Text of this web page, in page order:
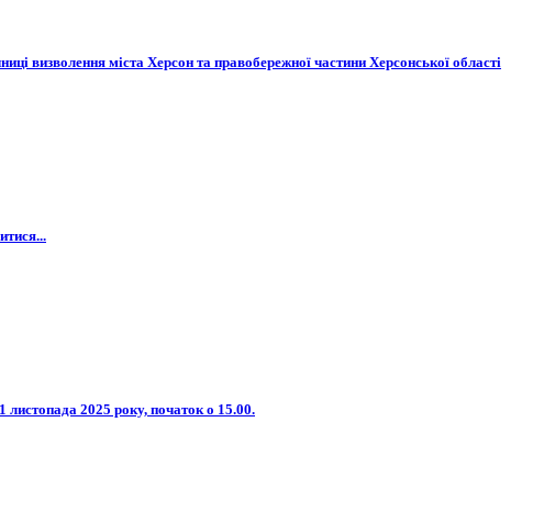
визволення міста Херсон та правобережної частини Херсонської області
листопада 2025 року, початок о 15.00.